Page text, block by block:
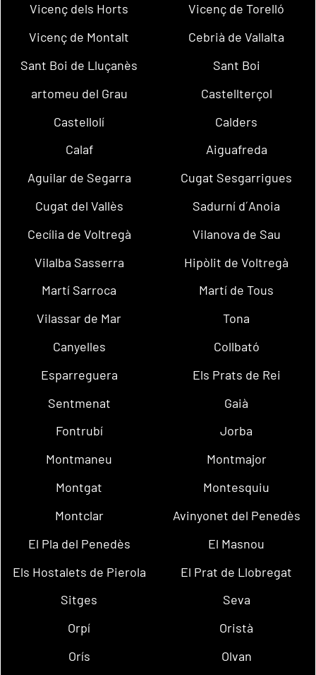
Vicenç dels Horts
Vicenç de Torelló
Vicenç de Montalt
Cebrià de Vallalta
Sant Boi de Lluçanès
Sant Boi
artomeu del Grau
Castellterçol
Castellolí
Calders
Calaf
Aiguafreda
Aguilar de Segarra
Cugat Sesgarrigues
Cugat del Vallès
Sadurní d´Anoia
Cecília de Voltregà
Vilanova de Sau
Vilalba Sasserra
Hipòlit de Voltregà
Martí Sarroca
Martí de Tous
Vilassar de Mar
Tona
Canyelles
Collbató
Esparreguera
Els Prats de Rei
Sentmenat
Gaià
Fontrubí
Jorba
Montmaneu
Montmajor
Montgat
Montesquiu
Montclar
Avinyonet del Penedès
El Pla del Penedès
El Masnou
Els Hostalets de Pierola
El Prat de Llobregat
Sitges
Seva
Orpí
Oristà
Orís
Olvan